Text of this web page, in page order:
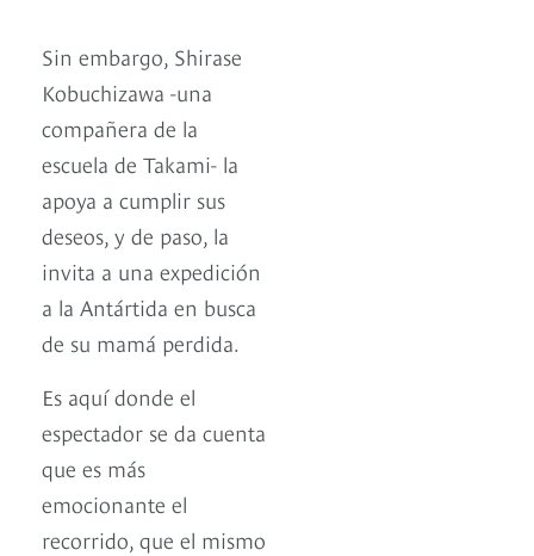
Sin embargo, Shirase
Kobuchizawa -una
compañera de la
escuela de Takami- la
apoya a cumplir sus
deseos, y de paso, la
invita a una expedición
a la Antártida en busca
de su mamá perdida.
Es aquí donde el
espectador se da cuenta
que es más
emocionante el
recorrido, que el mismo